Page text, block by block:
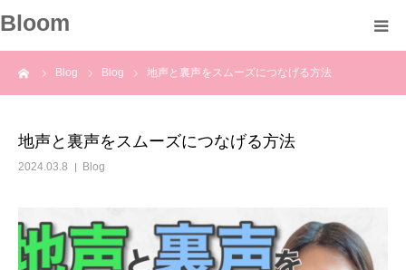
Bloom
Blog Blog 地声と裏声をスムーズにつなげる方法
地声と裏声をスムーズにつなげる方法
2024.03.8 Blog
About
Voice